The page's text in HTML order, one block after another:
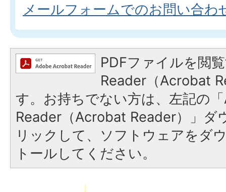
メールフォームでのお問い合わ
PDFファイルを閲
Reader（Acrobat
す。お持ちでない方は、左記の
Reader（Acrobat Reader）」ダ
リックして、ソフトウェアをダ
トールしてください。